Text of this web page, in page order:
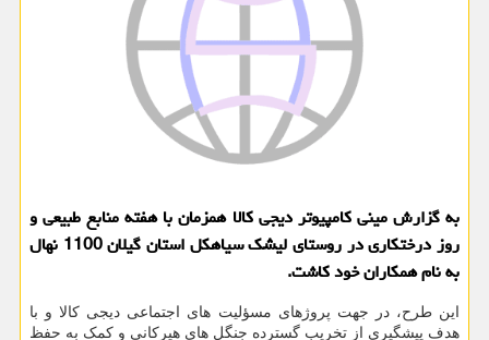
به گزارش مینی کامپیوتر دیجی کالا همزمان با هفته منابع طبیعی و
روز درختکاری در روستای لیشک سیاهکل استان گیلان 1100 نهال
به نام همکاران خود کاشت.
این طرح، در جهت پروژهای مسؤلیت های اجتماعی دیجی کالا و با
هدف پیشگیری از تخریب گسترده جنگل های هیرکانی و کمک به حفظ